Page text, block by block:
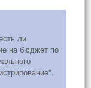
ли
на бюджет по